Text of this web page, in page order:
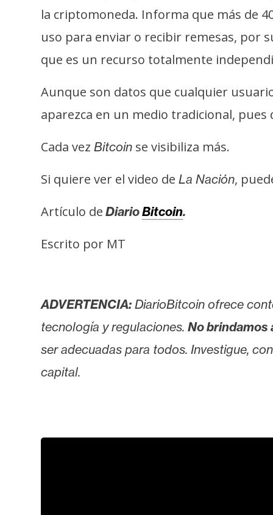
e
e
u
I
A
A
á
i
s
o
t
e
la criptomoneda. Informa que más de
uso para enviar o recibir remesas, por
que es un recurso totalmente
Aunque son datos que cualquier
aparezca en un medio tradicional,
Cada vez Bitcoin se visibiliza más.
Si quiere ver el video de La Nación,
Artículo de DiarioBitcoin.
Escrito por MT
ADVERTENCIA: DiarioBitcoin ofrece
tecnología y regulaciones. No
ser adecuadas para todos. Investigue,
capital.